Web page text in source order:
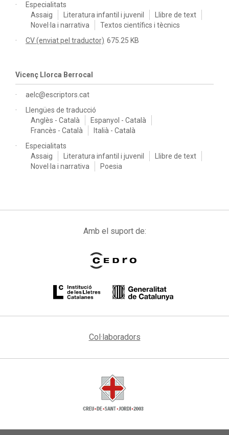
Especialitats
Assaig
Literatura infantil i juvenil
Llibre de text
Novel·la i narrativa
Textos científics i tècnics
CV (enviat pel traductor) 675.25 KB
Vicenç Llorca Berrocal
aelc@escriptors.cat
Llengües de traducció
Anglès - Català
Espanyol - Català
Francès - Català
Italià - Català
Especialitats
Assaig
Literatura infantil i juvenil
Llibre de text
Novel·la i narrativa
Poesia
Amb el suport de:
Col·laboradors